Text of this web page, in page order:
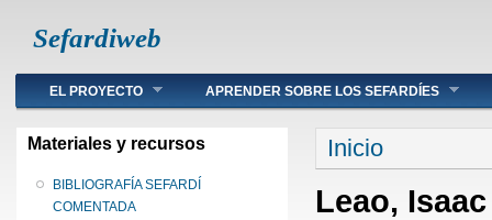
Sefardiweb
Main menu
EL PROYECTO APRENDER SOBRE LOS SEFARDÍES
Materiales y recursos
BIBLIOGRAFÍA SEFARDÍ
COMENTADA
Se encuentra
Inicio
Leao,